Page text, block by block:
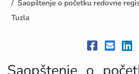
Saopštenje o početku redovne
Tuzla